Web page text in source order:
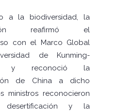
a la biodiversidad, la
reafirmó el
con el Marco Global
de Kunming-
y reconoció la
de China a dicho
ministros reconocieron
y la